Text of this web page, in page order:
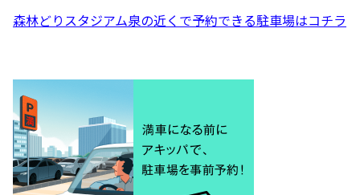
森林どりスタジアム泉の近くで予約できる駐車場はコチラ